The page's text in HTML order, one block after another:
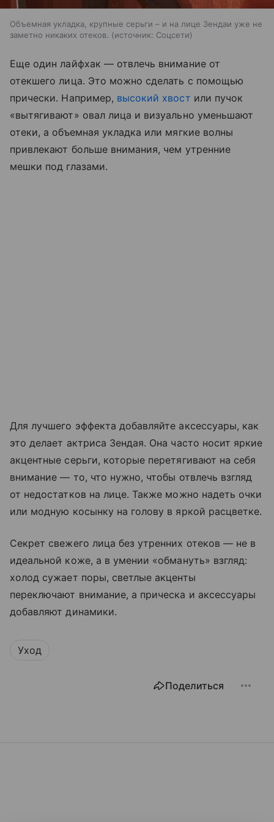
Объемная укладка, крупные серьги – и на лице Зендаи уже не
заметно никаких отеков.
источник: Соцсети
Еще один лайфхак — отвлечь внимание от
отекшего лица. Это можно сделать с помощью
прически. Например, высокий хвост или пучок
«вытягивают» овал лица и визуально уменьшают
отеки, а объемная укладка или мягкие волны
привлекают больше внимания, чем утренние
мешки под глазами.
Для лучшего эффекта добавляйте аксессуары, как
это делает актриса Зендая. Она часто носит яркие
акцентные серьги, которые перетягивают на себя
внимание — то, что нужно, чтобы отвлечь взгляд
от недостатков на лице. Также можно надеть очки
или модную косынку на голову в яркой расцветке.
Секрет свежего лица без утренних отеков — не в
идеальной коже, а в умении «обмануть» взгляд:
холод сужает поры, светлые акценты
переключают внимание, а прическа и аксессуары
добавляют динамики.
Уход
Поделиться